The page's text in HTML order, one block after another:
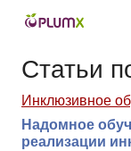
Статьи
Инклюзивное
Надомное
реализации